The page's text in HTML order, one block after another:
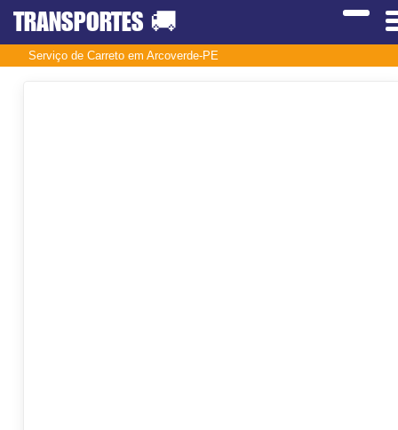
TRANSPORTES 🚚
Serviço de Carreto em Arcoverde-PE